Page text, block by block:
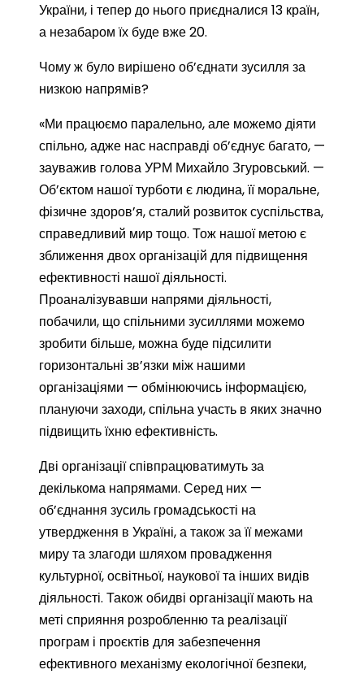
України, і тепер до нього приєдналися 13 країн,
а незабаром їх буде вже 20.
Чому ж було вирішено об’єднати зусилля за
низкою напрямів?
«Ми працюємо паралельно, але можемо діяти
спільно, адже нас насправді об’єднує багато, —
зауважив голова УРМ Михайло Згуровський. —
Об’єктом нашої турботи є людина, її моральне,
фізичне здоров’я, сталий розвиток суспільства,
справедливий мир тощо. Тож нашої метою є
зближення двох організацій для підвищення
ефективності нашої діяльності.
Проаналізувавши напрями діяльності,
побачили, що спільними зусиллями можемо
зробити більше, можна буде підсилити
горизонтальні зв’язки між нашими
організаціями — обмінюючись інформацією,
плануючи заходи, спільна участь в яких значно
підвищить їхню ефективність.
Дві організації співпрацюватимуть за
декількома напрямами. Серед них —
об’єднання зусиль громадськості на
утвердження в Україні, а також за її межами
миру та злагоди шляхом провадження
культурної, освітньої, наукової та інших видів
діяльності. Також обидві організації мають на
меті сприяння розробленню та реалізації
програм і проєктів для забезпечення
ефективного механізму екологічної безпеки,